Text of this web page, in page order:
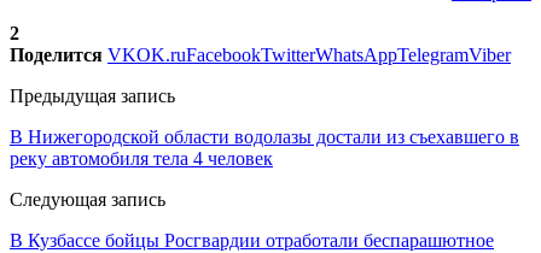
2
Поделится VKOK.ruFacebookTwitterWhatsAppTelegramViber
Предыдущая запись
В Нижегородской области водолазы достали из съехавшего в
реку автомобиля тела 4 человек
Следующая запись
В Кузбассе бойцы Росгвардии отработали беспарашютное